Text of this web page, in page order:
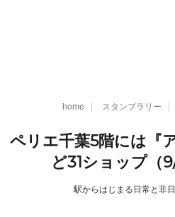
home スタンプラリー
ペリエ千葉5階には『
ど31ショップ（
駅からはじまる日常と非